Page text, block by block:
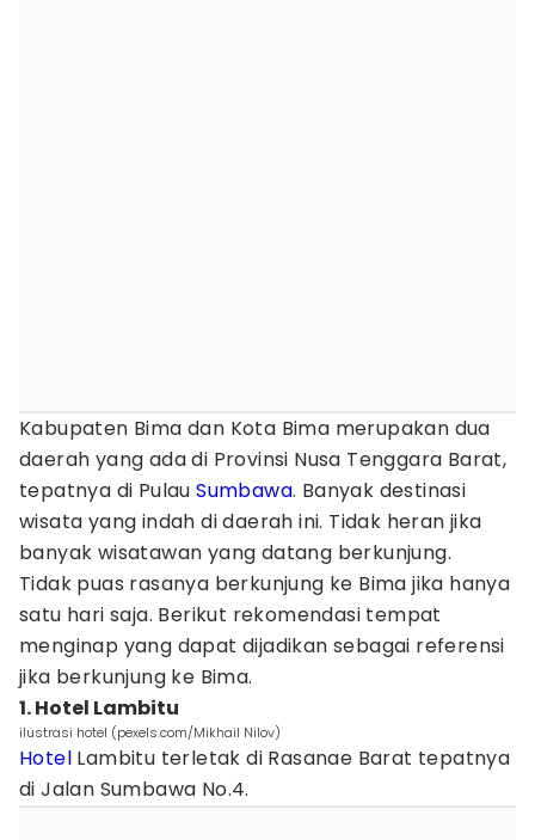
Kabupaten Bima dan Kota Bima merupakan dua
daerah yang ada di Provinsi Nusa Tenggara Barat,
tepatnya di PulauSumbawa. Banyak destinasi
wisata yang indah di daerah ini. Tidak heran jika
banyak wisatawan yang datang berkunjung.
Tidak puas rasanya berkunjung ke Bima jika hanya
satu hari saja. Berikut rekomendasi tempat
menginap yang dapat dijadikan sebagai referensi
jika berkunjung ke Bima.
1. Hotel Lambitu
ilustrasi hotel (pexels.com/Mikhail Nilov)
Hotel Lambitu terletak di Rasanae Barat tepatnya
di Jalan Sumbawa No.4.